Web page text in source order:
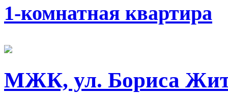
1-комнатная квартира
МЖК, ул. Бориса